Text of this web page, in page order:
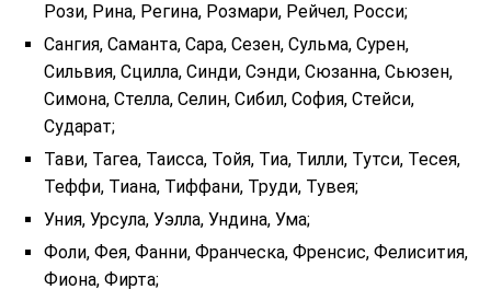
Рози, Рина, Регина, Розмари, Рейчел, Росси;
Сангия, Саманта, Сара, Сезен, Сульма, Сурен,
Сильвия, Сцилла, Синди, Сэнди, Сюзанна, Сьюзен,
Симона, Стелла, Селин, Сибил, София, Стейси,
Сударат;
Тави, Тагеа, Таисса, Тойя, Тиа, Тилли, Тутси, Тесея,
Теффи, Тиана, Тиффани, Труди, Тувея;
Уния, Урсула, Уэлла, Ундина, Ума;
Фоли, Фея, Фанни, Франческа, Френсис, Фелисития,
Фиона, Фирта;